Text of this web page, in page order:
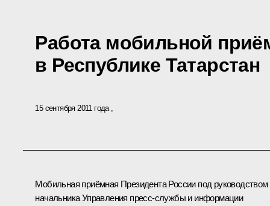
Работа мобильной
в Республике Татарстан
15 сентября 2011 года
Мобильная приёмная Президента России под руководством
начальника Управления пресс-службы и информации